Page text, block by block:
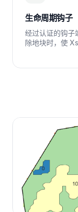
生命周期钩子
经过认证的钩子
除地块时，使